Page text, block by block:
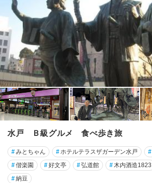
水戸 Ｂ級グルメ 食べ歩き旅
#みとちゃん # ホテルテラスザガーデン水戸 #
#偕楽園 #好文亭 #弘道館 # 木内酒造1823
#納豆